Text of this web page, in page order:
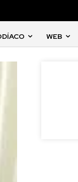
WEB